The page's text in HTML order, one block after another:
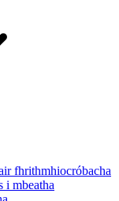
fhrithmhiocróbacha
i mbeatha